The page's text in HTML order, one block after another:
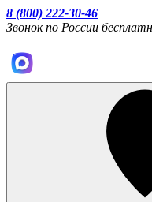
8 (800) 222-30-46
Звонок по России